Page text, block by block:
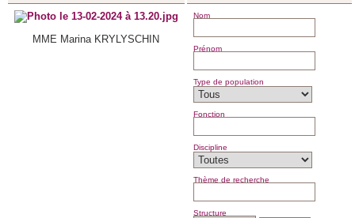
MME Marina KRYLYSCHIN
Nom
Prénom
Type de population
Fonction
Discipline
Thème de recherche
Structure